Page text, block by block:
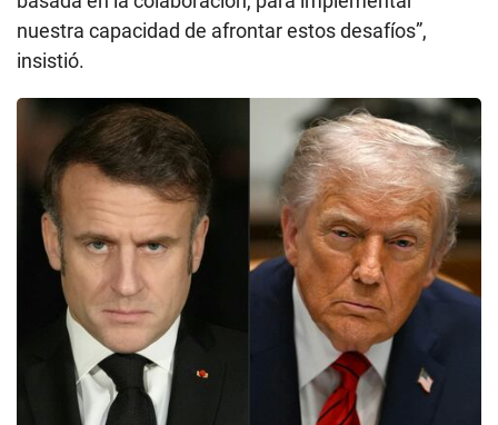
nuestra capacidad de afrontar estos desafíos”,
insistió.